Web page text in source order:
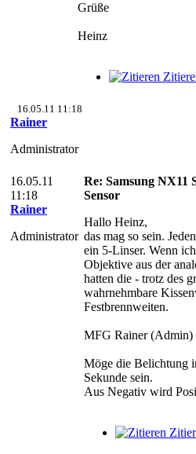
Grüße
Heinz
16.05.11 11:18
Rainer
Administrator
16.05.11
11:18
Rainer
Administrator
Re: Samsung NX11
Sensor
Hallo Heinz,
das mag so sein.
ein 5-Linser. Wenn
Objektive aus der
hatten die - trotz des
wahrnehmbare
Festbrennweiten.
MFG Rainer (Admin)
Möge die Belichtung
Sekunde sein.
Aus Negativ wird